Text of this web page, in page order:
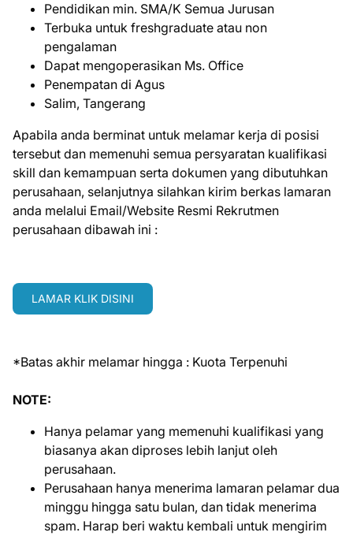
Pendidikan min. SMA/K Semua Jurusan
Terbuka untuk freshgraduate atau non
pengalaman
Dapat mengoperasikan Ms. Office
Penempatan di Agus
Salim, Tangerang
Apabila anda berminat untuk melamar kerja di posisi
tersebut dan memenuhi semua persyaratan kualifikasi
skill dan kemampuan serta dokumen yang dibutuhkan
perusahaan, selanjutnya silahkan kirim berkas lamaran
anda melalui Email/Website Resmi Rekrutmen
perusahaan dibawah ini :
LAMAR KLIK DISINI
*Batas akhir melamar hingga : Kuota Terpenuhi
NOTE:
Hanya pelamar yang memenuhi kualifikasi yang
biasanya akan diproses lebih lanjut oleh
perusahaan.
Perusahaan hanya menerima lamaran pelamar dua
minggu hingga satu bulan, dan tidak menerima
spam. Harap beri waktu kembali untuk mengirim